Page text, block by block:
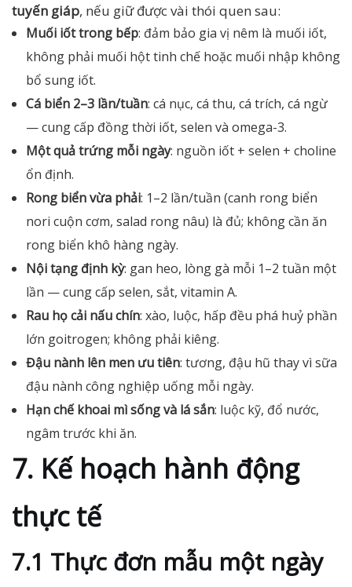
tuyến giáp, nếu giữ được vài thói quen sau:
Muối iốt trong bếp: đảm bảo gia vị nêm là muối iốt,
không phải muối hột tinh chế hoặc muối nhập không
bổ sung iốt.
Cá biển 2–3 lần/tuần: cá nục, cá thu, cá trích, cá ngừ
— cung cấp đồng thời iốt, selen và omega-3.
Một quả trứng mỗi ngày: nguồn iốt + selen + choline
ổn định.
Rong biển vừa phải: 1–2 lần/tuần (canh rong biển
nori cuộn cơm, salad rong nâu) là đủ; không cần ăn
rong biển khô hàng ngày.
Nội tạng định kỳ: gan heo, lòng gà mỗi 1–2 tuần một
lần — cung cấp selen, sắt, vitamin A.
Rau họ cải nấu chín: xào, luộc, hấp đều phá huỷ phần
lớn goitrogen; không phải kiêng.
Đậu nành lên men ưu tiên: tương, đậu hũ thay vì sữa
đậu nành công nghiệp uống mỗi ngày.
Hạn chế khoai mì sống và lá sắn: luộc kỹ, đổ nước,
ngâm trước khi ăn.
7. Kế hoạch hành động
thực tế
7.1 Thực đơn mẫu một ngày